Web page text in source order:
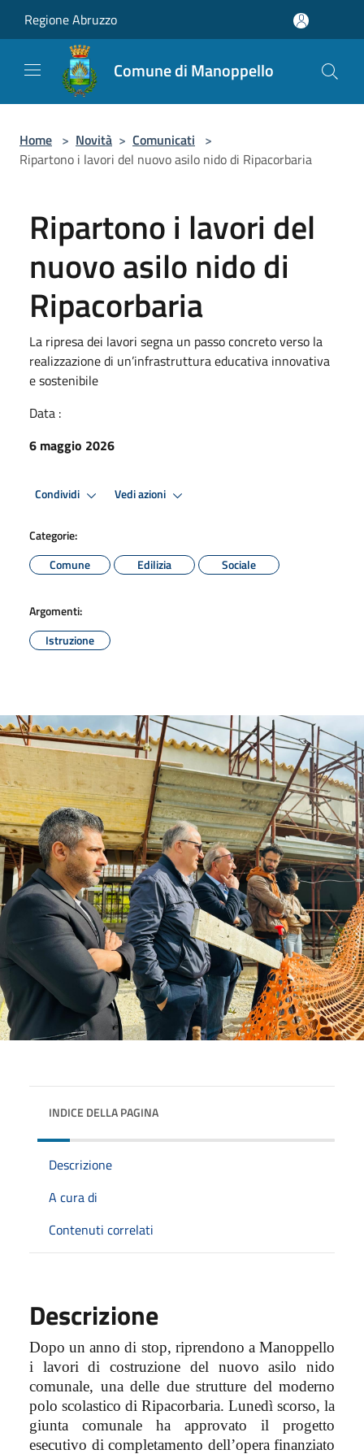
Regione Abruzzo
Comune di Manoppello
Home > Novità > Comunicati >
Ripartono i lavori del nuovo asilo nido di Ripacorbaria
Ripartono i lavori del
nuovo asilo nido di
Ripacorbaria
La ripresa dei lavori segna un passo concreto verso la
realizzazione di un’infrastruttura educativa innovativa
e sostenibile
Data :
6 maggio 2026
Condividi Vedi azioni
Categorie:
Comune
Edilizia Sociale
Argomenti:
Istruzione
INDICE DELLA PAGINA
Descrizione
A cura di
Contenuti correlati
Descrizione
Dopo un anno di stop, riprendono a Manoppello
i lavori di costruzione del nuovo asilo nido
comunale, una delle due strutture del moderno
polo scolastico di Ripacorbaria. Lunedì scorso, la
giunta comunale ha approvato il progetto
esecutivo di completamento dell’opera finanziato